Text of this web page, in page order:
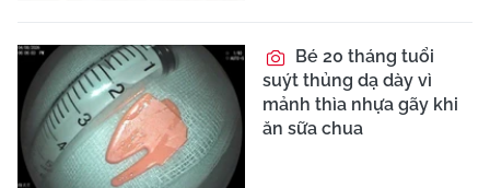
Bé 20 tháng tuổi
suýt thủng dạ dày vì
mảnh thìa nhựa gãy khi
ăn sữa chua